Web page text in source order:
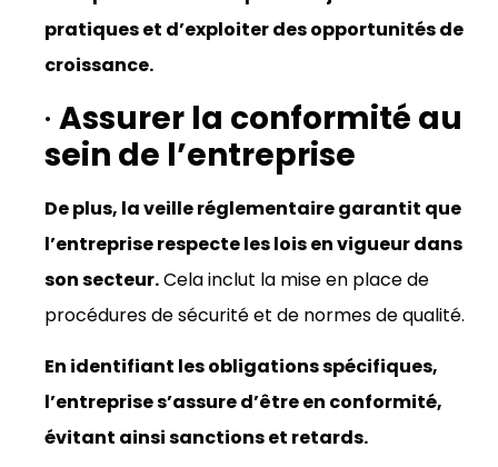
pratiques et d’exploiter des opportunités de
croissance.
· Assurer la conformité au
sein de l’entreprise
De plus, la veille réglementaire garantit que
l’entreprise respecte les lois en vigueur dans
son secteur.Cela inclut la mise en place de
procédures de sécurité et de normes de qualité.
En identifiant les obligations spécifiques,
l’entreprise s’assure d’être en conformité,
évitant ainsi sanctions et retards.